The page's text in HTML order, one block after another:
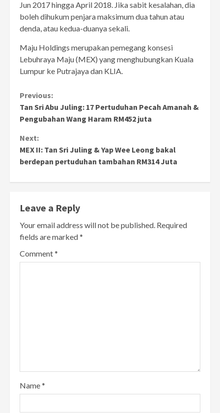
Jun 2017 hingga April 2018. Jika sabit kesalahan, dia
boleh dihukum penjara maksimum dua tahun atau
denda, atau kedua-duanya sekali.
Maju Holdings merupakan pemegang konsesi
Lebuhraya Maju (MEX) yang menghubungkan Kuala
Lumpur ke Putrajaya dan KLIA.
Continue
Reading
Previous:
Tan Sri Abu Juling: 17 Pertuduhan Pecah Amanah &
Pengubahan Wang Haram RM452 juta
Next:
MEX II: Tan Sri Juling & Yap Wee Leong bakal
berdepan pertuduhan tambahan RM314 Juta
Leave a Reply
Your email address will not be published. Required
fields are marked*
Comment*
Name*